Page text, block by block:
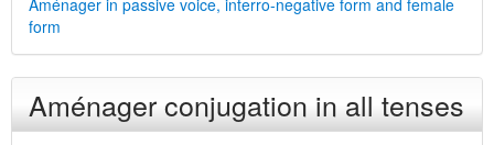
Aménager in passive voice, interro-negative form and female
form
Aménager conjugation in all tenses